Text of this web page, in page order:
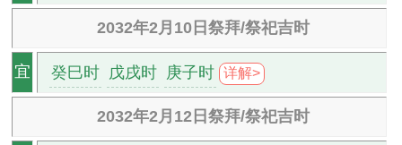
2032年2月10日祭拜/祭祀吉时
宜 癸巳时 戊戌时 庚子时 详解>
2032年2月12日祭拜/祭祀吉时